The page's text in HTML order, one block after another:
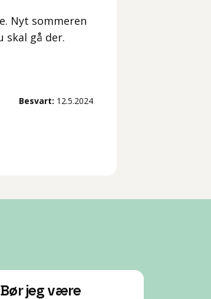
Nyt sommeren
skal gå der.
Besvart: 12.5.2024
Bør jeg være